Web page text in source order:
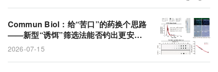
G蛋白偶联受体
μ-阿片受体激动剂 cDC1
Commun Biol：给“苦口”的药换个思路
——新型“诱饵”筛选法能否钓出更安全
的止痛药？
2026-07-15